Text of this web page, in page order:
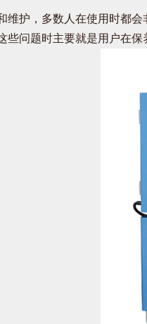
维护，多数人在使用时都
些问题时主要就是用户在